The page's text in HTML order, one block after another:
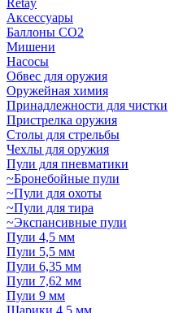
Retay
Аксессуары
Баллоны СО2
Мишени
Насосы
Обвес для оружия
Оружейная химия
Принадлежности для чистки
Пристрелка оружия
Столы для стрельбы
Чехлы для оружия
Пули для пневматики
~Бронебойные пули
~Пули для охоты
~Пули для тира
~Экспансивные пули
Пули 4,5 мм
Пули 5,5 мм
Пули 6,35 мм
Пули 7,62 мм
Пули 9 мм
Шарики 4,5 мм